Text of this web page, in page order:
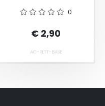
0
€ 2,90
AC-PLTT-BASE